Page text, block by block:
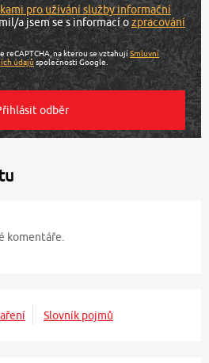
pro užívání služby informační
a jsem se s informací ozpracování
reCAPTCHA, na kterou se vztahujíSmluvní
údajů společnosti Google.
komentáře.
Slovník pojmů